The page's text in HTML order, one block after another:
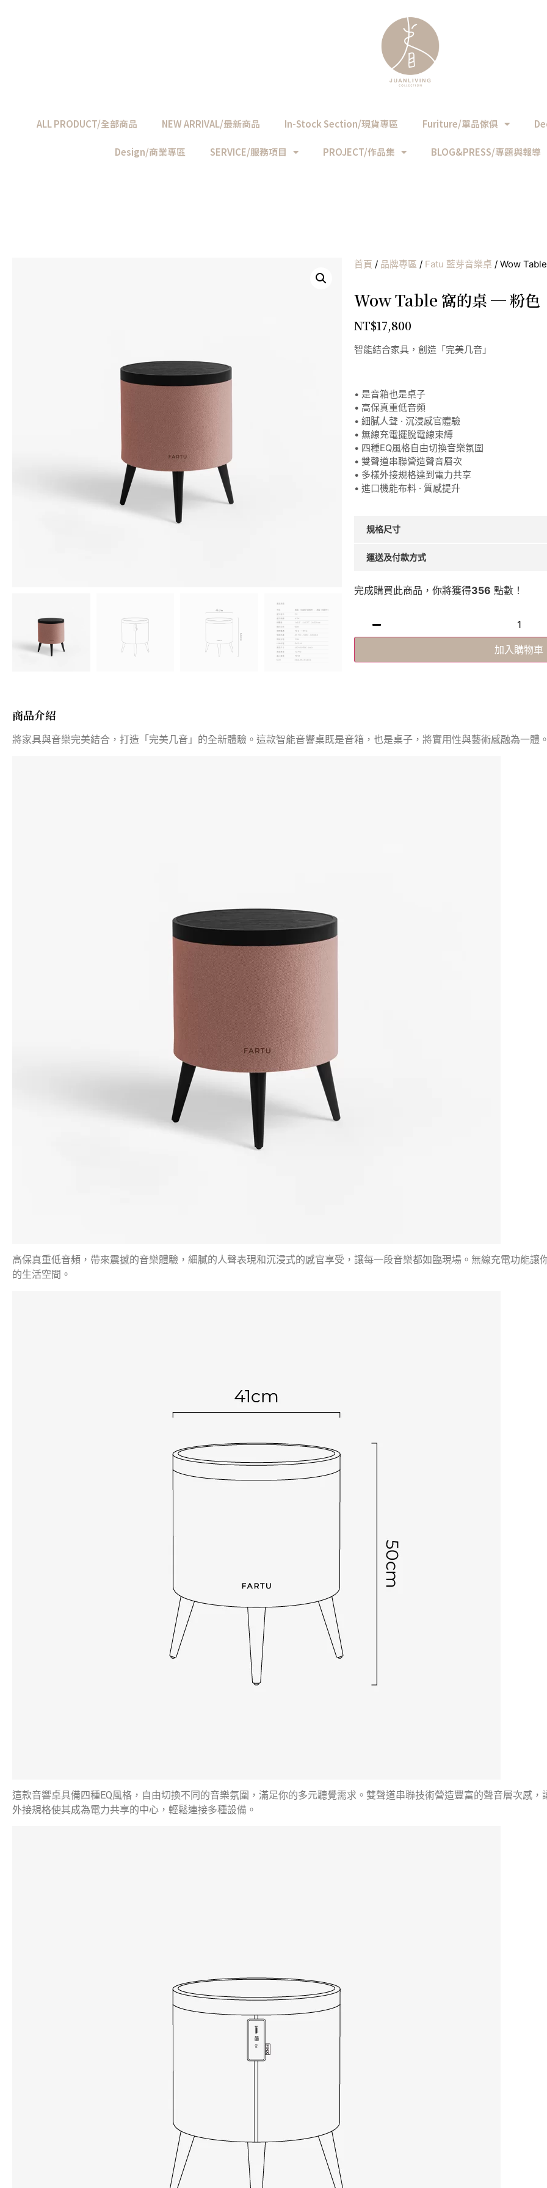
ALL PRODUCT/全部商品 NEW ARRIVAL/最新商品 In-Stock Section/現貨專區 Furiture/單品傢俱
Design/商業專區 SERVICE/服務項目 PROJECT/作品集 BLOG&PRESS/專題與報導
首頁 / 品牌專區 / Fatu 藍芽音樂桌 / Wow
Wow Table 窩的桌 ─ 粉色
NT$17,800
智能結合家具，創造「完美几音」
• 是音箱也是桌子
• 高保真重低音頻
• 細膩人聲 · 沉浸感官體驗
• 無線充電擺脫電線束縛
• 四種EQ風格自由切換音樂氛圍
• 雙聲道串聯營造聲音層次
• 多樣外接規格達到電力共享
• 進口機能布料 · 質感提升
規格尺寸
運送及付款方式
完成購買此商品，你將獲得356 點數！
加入購物車
商品介紹
將家具與音樂完美結合，打造「完美几音」的全新體驗。這款智能音響桌既是音箱，也是桌子，將實用性與藝術感融為一體
高保真重低音頻，帶來震撼的音樂體驗，細膩的人聲表現和沉浸式的感官享受，讓每一段音樂都如臨現場。無線充電功能讓
的生活空間。
這款音響桌具備四種EQ風格，自由切換不同的音樂氛圍，滿足你的多元聽覺需求。雙聲道串聯技術營造豐富的聲音層次感
外接規格使其成為電力共享的中心，輕鬆連接多種設備。